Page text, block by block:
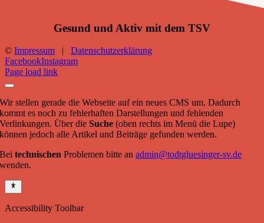
Gesund und Aktiv mit dem TSV
© Impressum | Datenschutzerklärung
FacebookInstagram
Page load link
Wir stellen gerade die Webseite auf ein neues CMS um. Dadurch
kommt es noch zu fehlerhaften Darstellungen und fehlenden
Verlinkungen. Über dieSuche (oben rechts im Menü die Lupe)
können jedoch alle Artikel und Beiträge gefunden werden.
Beitechnischen Problemen bitte anadmin@todtgluesinger-sv.de
wenden.
Accessibility Toolbar